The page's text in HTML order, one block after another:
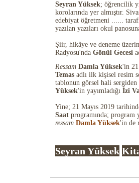
Seyran Yüksek; öğrencilik
korolarında yer almıştır.
edebiyat öğretmeni ......
yazılan yazıları okul
Şiir, hikâye ve deneme
Radyosu'nda Gönül Gecesi
Ressam Damla Yüksek'in 21
Temas adlı ilk kişisel resim
tablonun görsel hali
Yüksek'in yayımladığı İzi
Yine; 21 Mayıs 2019
Saat programında; program
ressam Damla Yüksek'in de
Seyran Yüksek